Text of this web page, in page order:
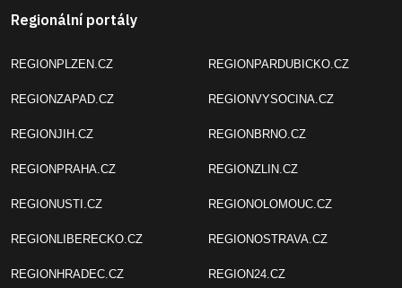
Regionální portály
REGIONPLZEN.CZ
REGIONZAPAD.CZ
REGIONJIH.CZ
REGIONPRAHA.CZ
REGIONUSTI.CZ
REGIONLIBERECKO.CZ
REGIONHRADEC.CZ
REGIONPARDUBICKO.CZ
REGIONVYSOCINA.CZ
REGIONBRNO.CZ
REGIONZLIN.CZ
REGIONOLOMOUC.CZ
REGIONOSTRAVA.CZ
REGION24.CZ